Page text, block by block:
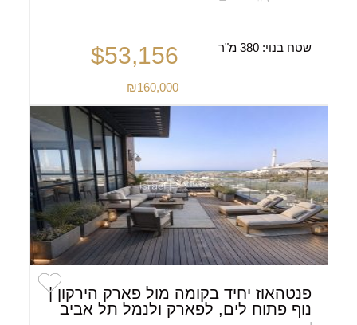
שטח בנוי:380 מ"ר $53,156
₪160,000
פנטהאוז יחיד בקומה מול פארק הירקון |
נוף פתוח לים, לפארק ולנמל תל אביב